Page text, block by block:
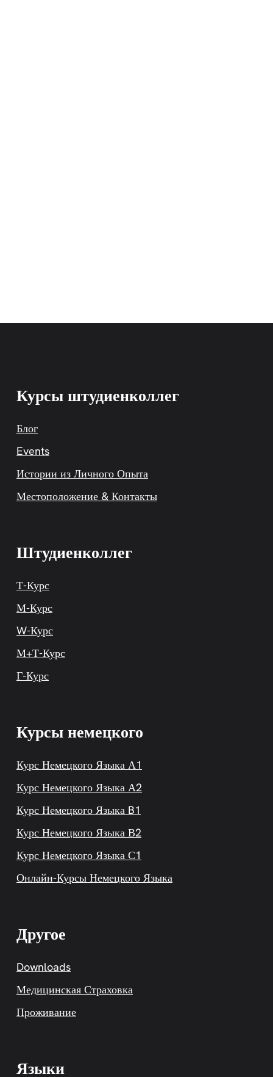
Курсы штудиенколлег
Блог
Events
Истории из Личного Опыта
Местоположение & Контакты
Штудиенколлег
Т-Курс
М-Курс
W-Курс
М+Т-Курс
Г-Курс
Курсы немецкого
Курс Немецкого Языка А1
Курс Немецкого Языка А2
Курс Немецкого Языка B1
Курс Немецкого Языка В2
Курс Немецкого Языка С1
Онлайн-Курсы Немецкого Языка
Другое
Downloads
Медицинская Страховка
Проживание
Языки